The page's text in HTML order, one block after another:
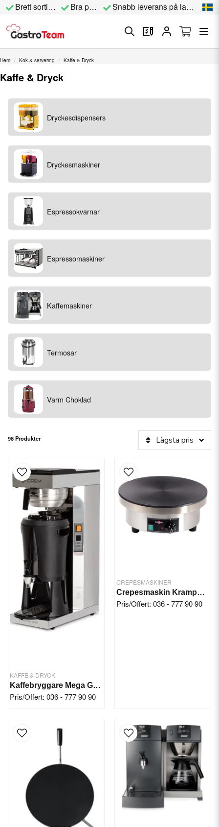
Brett sortiment Bra priser Snabb leverans på lagervara
Hem Kök & servering Kaffe & Dryck
Kaffe & Dryck
Dryckesdispensers
Dryckesmaskiner
Espressokvarnar
Espressomaskiner
Kaffemaskiner
Termosar
Varm Choklad
98 Produkter Lägsta pris
KAFFE & DRYCK
Kaffebryggare Mega Gold A 2,5L TK
Pris/Offert: 036 - 777 90 90
CREPESMASKINER
Crepesmaskin Krampouz, Crepejärn Ø40 cm
Pris/Offert: 036 - 777 90 90